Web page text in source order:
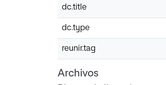
dc.title
dc.type
reunir.tag
Archivos